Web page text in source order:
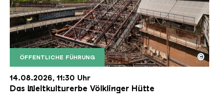
ÖFFENTLICHE FÜHRUNG
Der Erzschrägaufzug der Völklinger Hütte mit
Copyright: Weltkulturerbe Völklinger Hütte | Karl
©
14.08.2026, 11:30 Uhr
Das Weltkulturerbe Völklinger Hütte